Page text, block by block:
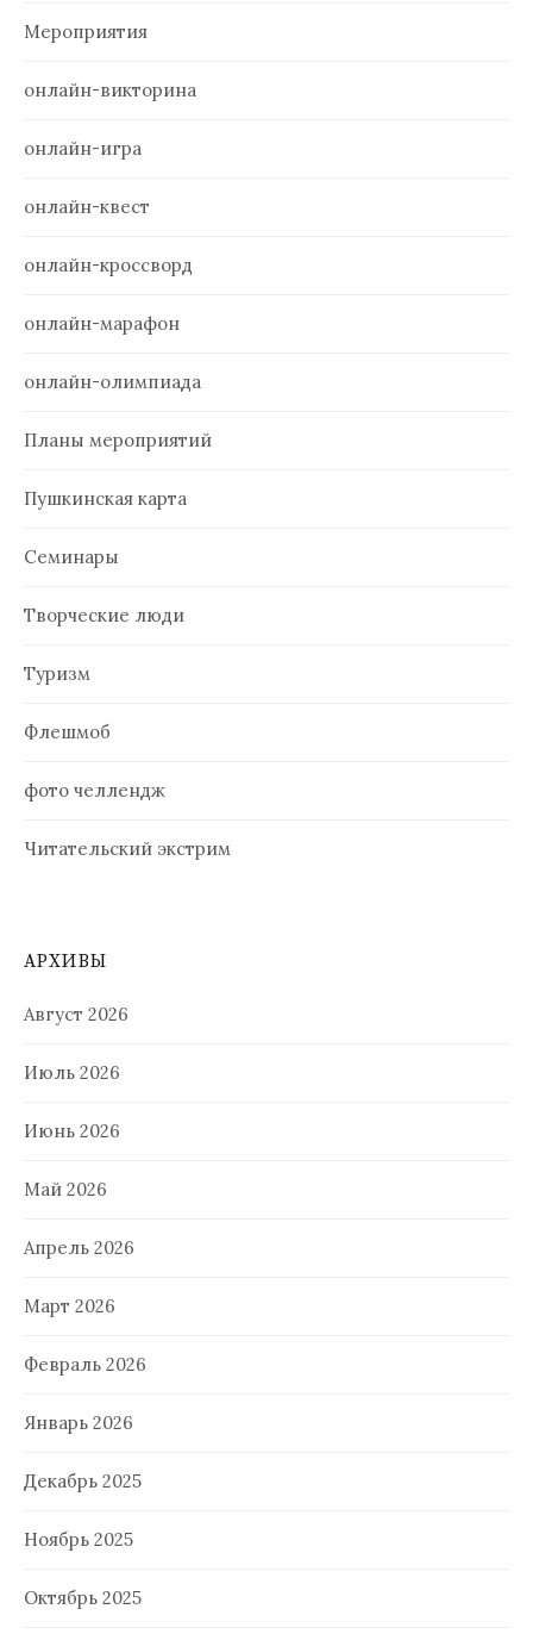
Мероприятия
онлайн-викторина
онлайн-игра
онлайн-квест
онлайн-кроссворд
онлайн-марафон
онлайн-олимпиада
Планы мероприятий
Пушкинская карта
Семинары
Творческие люди
Туризм
Флешмоб
фото челлендж
Читательский экстрим
АРХИВЫ
Август 2026
Июль 2026
Июнь 2026
Май 2026
Апрель 2026
Март 2026
Февраль 2026
Январь 2026
Декабрь 2025
Ноябрь 2025
Октябрь 2025